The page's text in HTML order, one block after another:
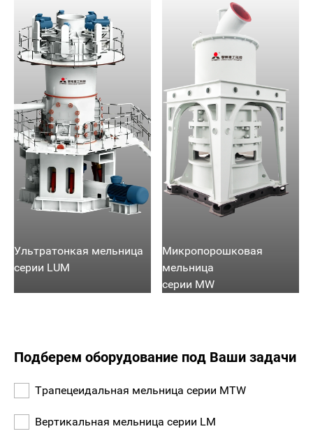
Ультратонкая мельница
серии LUM
Микропорошковая
мельница
серии MW
Подберем оборудование под Ваши задачи
Трапецеидальная мельница серии MTW
Вертикальная мельница серии LM